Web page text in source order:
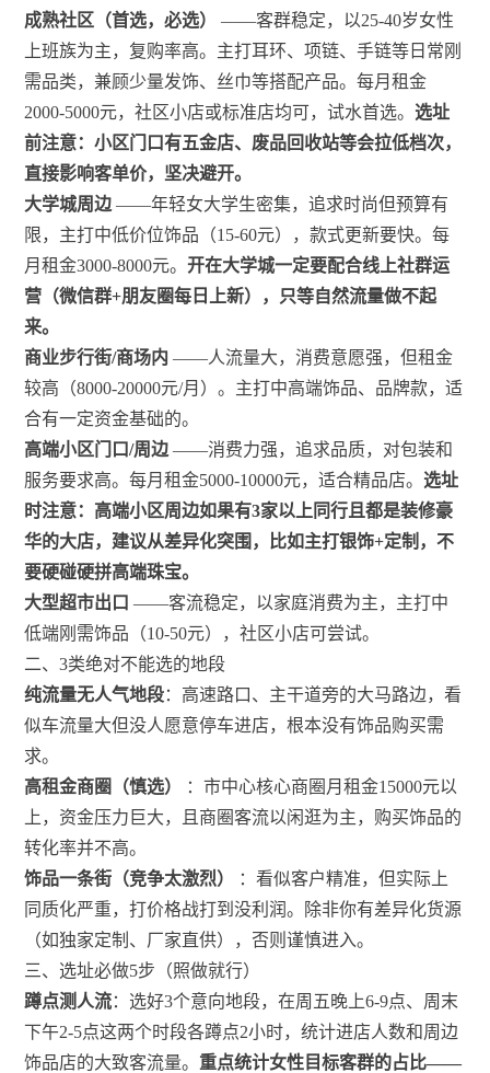
成熟社区（首选，必选）
——客群稳定，以25-40岁女性
上班族为主，复购率高。主打耳环、项链、手链等日常刚
需品类，兼顾少量发饰、丝巾等搭配产品。每月租金
2000-5000元，社区小店或标准店均可，试水首选。 选址
前注意：小区门口有五金店、废品回收站等会拉低档次，
直接影响客单价，坚决避开。
大学城周边 ——年轻女大学生密集，追求时尚但预算有
限，主打中低价位饰品（15-60元），款式更新要快。每
月租金3000-8000元。开在大学城一定要配合线上社群运
营（微信群+朋友圈每日上新），只等自然流量做不起
来。
商业步行街/商场内 ——人流量大，消费意愿强，但租金
较高（8000-20000元/月）。主打中高端饰品、品牌款，适
合有一定资金基础的。
高端小区门口/周边 ——消费力强，追求品质，对包装和
服务要求高。每月租金5000-10000元，适合精品店。 选址
时注意：高端小区周边如果有3家以上同行且都是装修豪
华的大店，建议从差异化突围，比如主打银饰+定制，不
要硬碰硬拼高端珠宝。
大型超市出口 ——客流稳定，以家庭消费为主，主打中
低端刚需饰品（10-50元），社区小店可尝试。
二、3类绝对不能选的地段
纯流量无人气地段：高速路口、主干道旁的大马路边，看
似车流量大但没人愿意停车进店，根本没有饰品购买需
求。
高租金商圈（慎选）
：市中心核心商圈月租金15000元以
上，资金压力巨大，且商圈客流以闲逛为主，购买饰品的
转化率并不高。
饰品一条街（竞争太激烈）
：看似客户精准，但实际上
同质化严重，打价格战打到没利润。除非你有差异化货源
（如独家定制、厂家直供），否则谨慎进入。
三、选址必做5步（照做就行）
蹲点测人流：选好3个意向地段，在周五晚上6-9点、周末
下午2-5点这两个时段各蹲点2小时，统计进店人数和周边
饰品店的大致客流量。 重点统计女性目标客群的占比——